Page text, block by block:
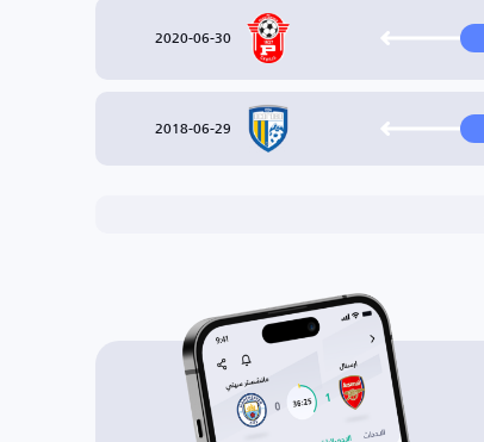
2020-06-30
2018-06-29